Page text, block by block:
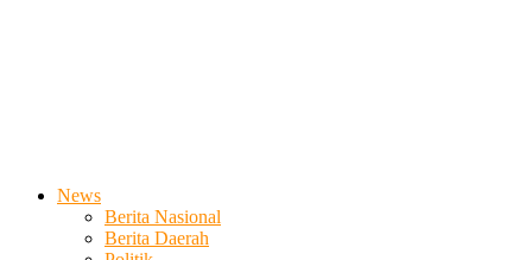
News
Berita Nasional
Berita Daerah